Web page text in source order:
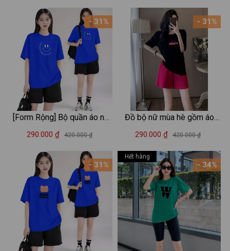
- 31%
[Form Rộng] Bộ quần áo nữ
mặc nhà chất liệu 95%
nữ LOZA BP289
290.000 ₫ 420.000 ₫
- 31%
- 31%
Đồ bộ nữ mùa hè gồm áo
thun form rộng và quần đùi
- LOZA BP341
290.000 ₫ 420.000 ₫
- 34%
Hết hàng